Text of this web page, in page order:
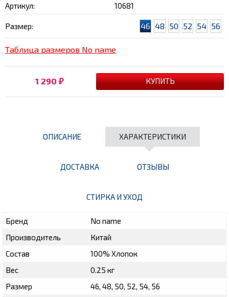
Артикул: 10681
Размер: 46 48 50 52 54 56
Таблица размеров No name
1 290 ₽
ОПИСАНИЕ ХАРАКТЕРИСТИКИ
ДОСТАВКА ОТЗЫВЫ
СТИРКА И УХОД
Бренд
No name
Производитель
Китай
Состав
100% Хлопок
Вес
0.25 кг
Размер
46, 48, 50, 52, 54, 56